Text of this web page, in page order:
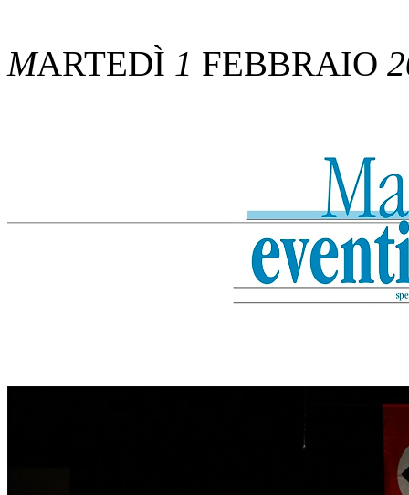
MARTEDÌ 1 FEBBRAIO